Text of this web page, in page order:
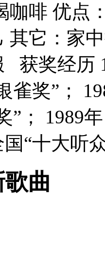
咖啡 优点
其它：家
获奖经
雀奖”；
”； 1989
“十大听
曲